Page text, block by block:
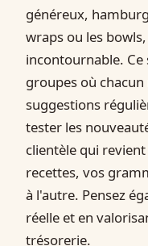
généreux,
wraps ou les
incontournable.
groupes où chacun
suggestions
tester les
clientèle qui
recettes, vos
à l'autre. Pensez
réelle et en
trésorerie.